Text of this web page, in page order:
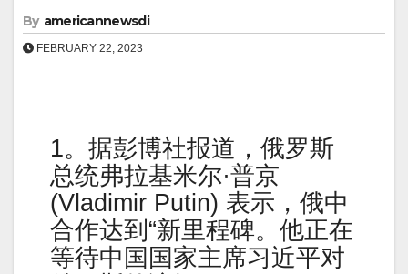
By americannewsdi
FEBRUARY 22, 2023
1。据彭博社报道，俄罗斯
总统弗拉基米尔·普京
(Vladimir Putin) 表示，俄中
合作达到“新里程碑。他正在
等待中国国家主席习近平对